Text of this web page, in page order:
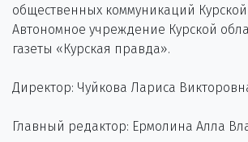
общественных коммуникаций Курской
Автономное учреждение Курской
газеты «Курская правда».
Директор: Чуйкова Лариса
Главный редактор: Ермолина Алла